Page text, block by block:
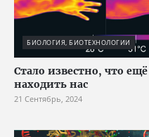
БИОЛОГИЯ, БИОТЕХНОЛОГИИ
Стало известно, что
находить нас
21 Сентябрь, 2024